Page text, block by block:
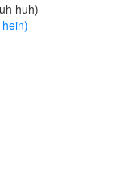
huh)